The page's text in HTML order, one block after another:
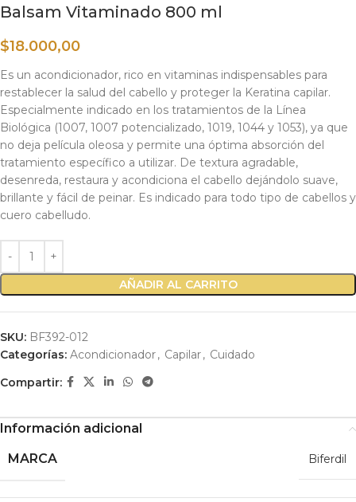
Balsam Vitaminado 800 ml
$18.000,00
Es un acondicionador, rico en vitaminas indispensables para
restablecer la salud del cabello y proteger la Keratina capilar.
Especialmente indicado en los tratamientos de la Línea
Biológica (1007, 1007 potencializado, 1019, 1044 y 1053), ya que
no deja película oleosa y permite una óptima absorción del
tratamiento específico a utilizar. De textura agradable,
desenreda, restaura y acondiciona el cabello dejándolo suave,
brillante y fácil de peinar. Es indicado para todo tipo de cabellos y
cuero cabelludo.
AÑADIR AL CARRITO
SKU: BF392-012
Categorías: Acondicionador, Capilar, Cuidado
Compartir:
Información adicional
MARCA
Biferdil